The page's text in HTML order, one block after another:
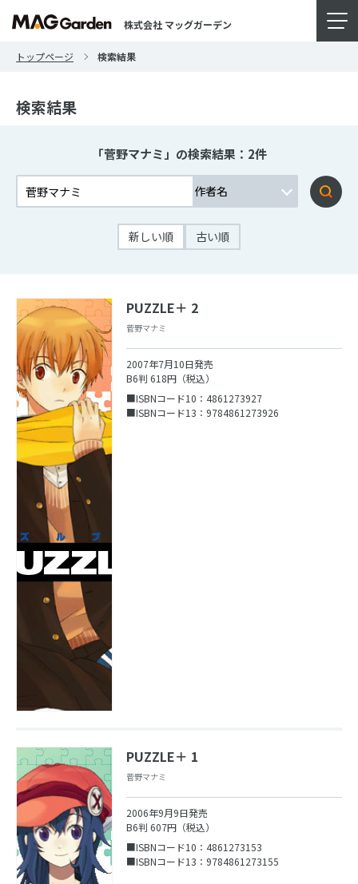
株式会社 マッグガーデン
トップページ 検索結果
検索結果
「菅野マナミ」の検索結果：2件
新しい順 古い順
PUZZLE＋ 2
菅野マナミ
2007年7月10日発売
B6判 618円（税込）
■ISBNコード10：4861273927
■ISBNコード13：9784861273926
PUZZLE＋ 1
菅野マナミ
2006年9月9日発売
B6判 607円（税込）
■ISBNコード10：4861273153
■ISBNコード13：9784861273155